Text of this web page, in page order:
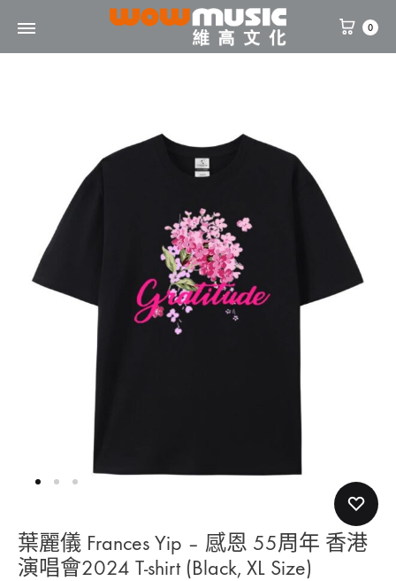
WOW
維
0
葉麗儀 Frances Yip – 感恩 55周年 香港
演唱會2024 T-shirt (Black, XL Size)